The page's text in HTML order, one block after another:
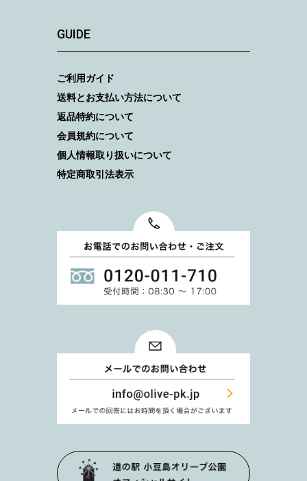
GUIDE
ご利用ガイド
送料とお支払い方法について
返品特約について
会員規約について
個人情報取り扱いについて
特定商取引法表示